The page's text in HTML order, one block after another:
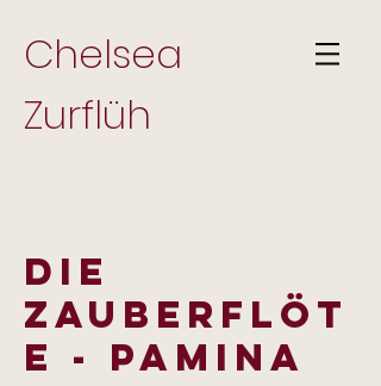
Chelsea
Zurflüh
DIE
ZAUBERFLÖT
E - PAMINA